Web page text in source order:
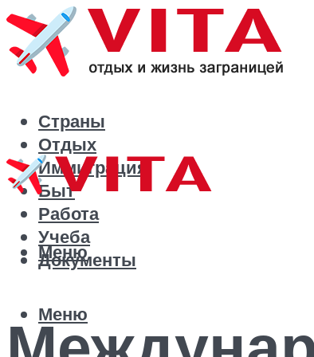
Страны
Отдых
Иммиграция
Быт
Работа
Учеба
Документы
Меню
Меню